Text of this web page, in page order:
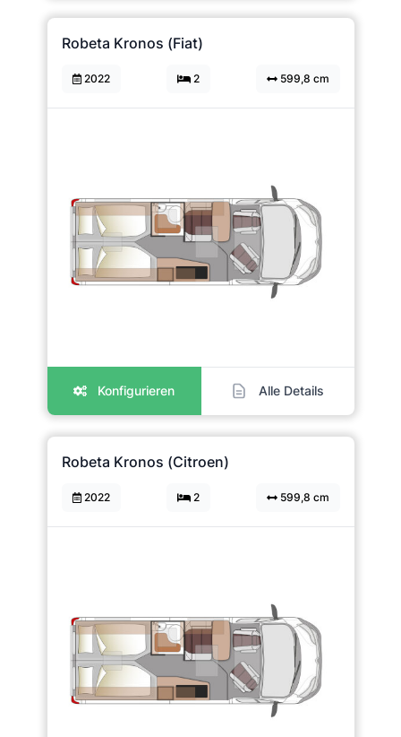
Robeta Kronos (Fiat)
2022 2 599,8 cm
Konfigurieren Alle Details
Robeta Kronos (Citroen)
2022 2 599,8 cm